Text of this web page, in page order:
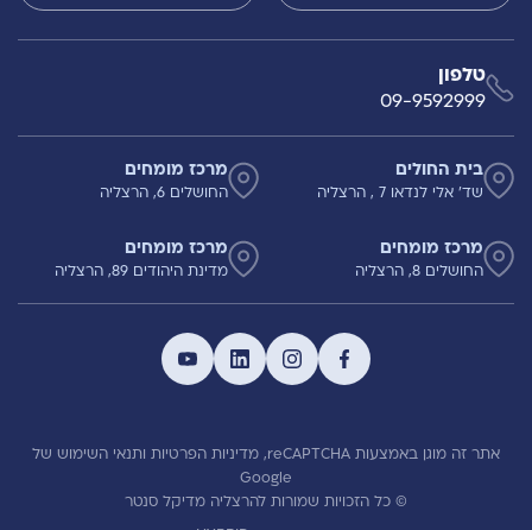
טלפון
09-9592999
בית החולים
שד' אלי לנדאו 7 , הרצליה
מרכז מומחים
החושלים 6, הרצליה
מרכז מומחים
החושלים 8, הרצליה
מרכז מומחים
מדינת היהודים 89, הרצליה
אתר זה מוגן באמצעות reCAPTCHA, מדיניות הפרטיות ותנאי השימוש של
Google
© כל הזכויות שמורות להרצליה מדיקל סנטר